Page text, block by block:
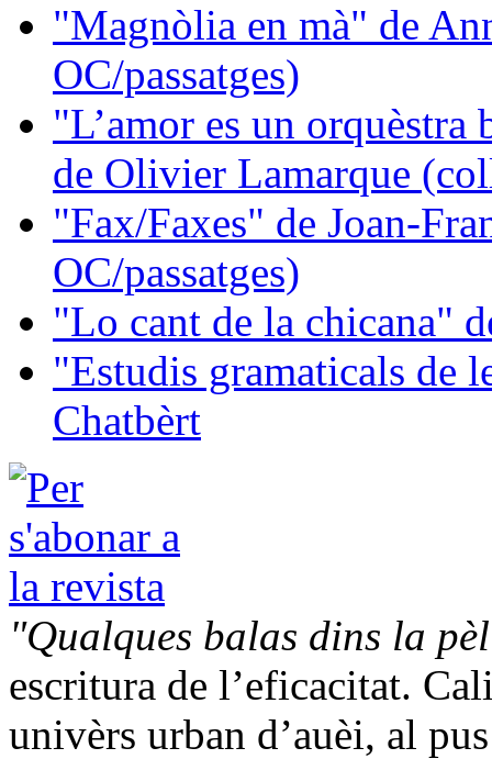
"Magnòlia en mà" de
OC/passatges)
"L’amor es un orquèstra
de Olivier Lamarque
"Fax/Faxes" de Joan-
OC/passatges)
"Lo cant de la chicana"
"Estudis gramaticals de
Chatbèrt
"Qualques balas dins la pèl
escritura de l’eficacitat.
univèrs urban d’auèi, al